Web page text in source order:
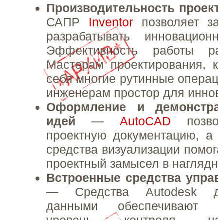
Производительность
САПР Inventorпозволяет
разрабатывать
Эффективность работы
Мастерам проектирования,
себя многие рутинные
инженерам простор для
Оформление и
идей — AutoCAD
проектную документацию, а
средства визуализации
проектный замысел в
Встроенные средства
— Средства Autodesk
данными обеспечивают